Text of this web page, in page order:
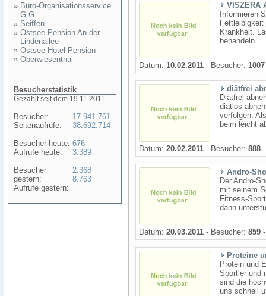
» Büro-Organisationsservice
G.G.
» Seiffen
» Ostsee-Pension An der
Lindenallee
» Ostsee Hotel-Pension
» Oberwiesenthal
Besucherstatistik
Gezählt seit dem 19.11.2011
Besucher:
Seitenaufrufe:
Besucher heute:
Aufrufe heute:
Besucher
gestern:
Aufrufe gestern:
17.941.761
38.692.714
676
3.389
2.368
8.763
VISZERA
Informieren
Krankheit.
behandeln.
Datum: 10.02.2011 - Besucher: 1007
diätfrei
Diätfrei
diätlos
verfolgen.
beim leicht
Datum: 20.02.2011 - Besucher: 888
Andro-
Der Andro-
mit seinem
Fitness-
dann
Datum: 20.03.2011 - Besucher: 859
Proteine
Protein und
Sportler und
sind die
uns schnell